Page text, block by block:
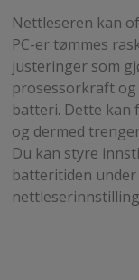
Nettleseren kan
PC-er tømmes
justeringer som
prosessorkraft
batteri. Dette kan
og dermed
Du kan styre
batteritiden